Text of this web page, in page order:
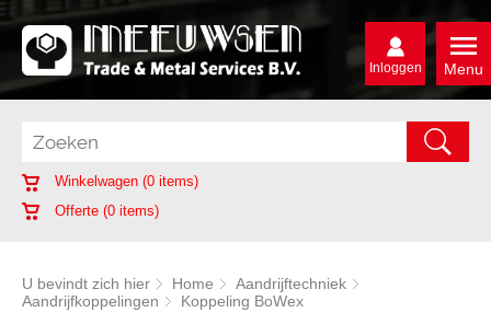
Menu
Inloggen
Winkelwagen (0 items)
Offerte (0 items)
U bevindt zich hier Home
Aandrijftechniek
Aandrijfkoppelingen
Koppeling BoWex